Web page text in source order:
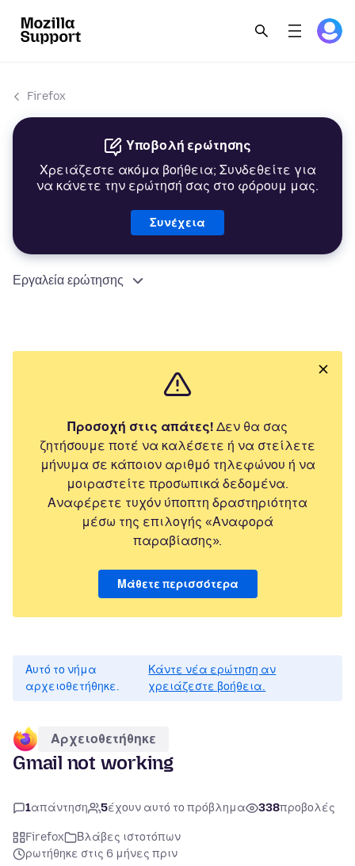
Firefox
Υποβολή ερώτησης
Χρειάζεστε ακόμα βοήθεια; Συνδεθείτε για
να κάνετε την ερώτησή σας στο φόρουμ μας.
Συνέχεια
Εργαλεία ερώτησης
Προσοχή στις απάτες! Δεν θα σας
ζητήσουμε ποτέ να καλέσετε ή να στείλετε
μήνυμα σε κάποιον αριθμό τηλεφώνου ή να
μοιραστείτε προσωπικά δεδομένα.
Αναφέρετε τυχόν ύποπτη δραστηριότητα
μέσω της επιλογής «Αναφορά
παραβίασης».
Μάθετε περισσότερα
Αυτό το νήμα
αρχειοθετήθηκε.
Κάντε νέα ερώτηση αν
χρειάζεστε βοήθεια.
Αρχειοθετήθηκε
Gmail not working
1απάντηση 5έχουν αυτό το πρόβλημα 338προβολές
Firefox
Βλάβες ιστοτόπων
ρωτήθηκε στις 6 μήνες πριν